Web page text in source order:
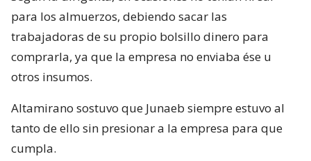
para los almuerzos, debiendo sacar las
trabajadoras de su propio bolsillo dinero para
comprarla, ya que la empresa no enviaba ése u
otros insumos.
Altamirano sostuvo que Junaeb siempre estuvo al
tanto de ello sin presionar a la empresa para que
cumpla.